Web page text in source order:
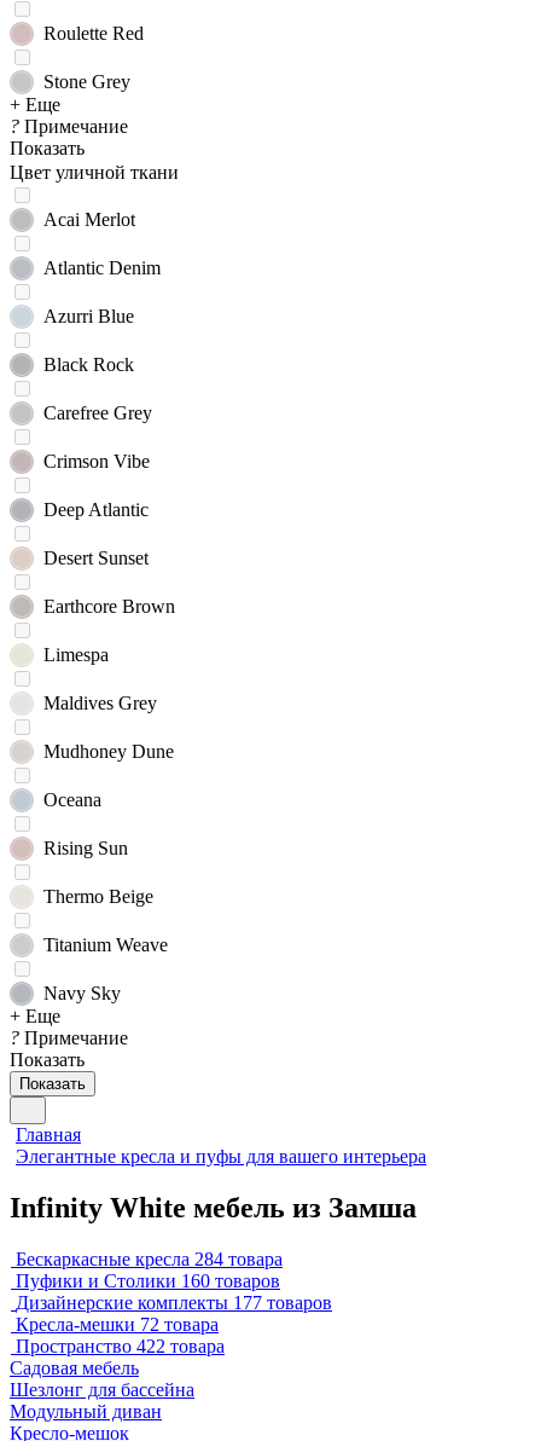
Roulette Red
Stone Grey
+ Еще
? Примечание
Показать
Цвет уличной ткани
Acai Merlot
Atlantic Denim
Azurri Blue
Black Rock
Carefree Grey
Crimson Vibe
Deep Atlantic
Desert Sunset
Earthcore Brown
Limespa
Maldives Grey
Mudhoney Dune
Oceana
Rising Sun
Thermo Beige
Titanium Weave
Navy Sky
+ Еще
? Примечание
Показать
Показать
Главная
Элегантные кресла и пуфы для вашего интерьера
Infinity White мебель из Замша
Бескаркасные кресла 284 товара
Пуфики и Столики 160 товаров
Дизайнерские комплекты 177 товаров
Кресла-мешки 72 товара
Пространство 422 товара
Садовая мебель
Шезлонг для бассейна
Модульный диван
Кресло-мешок